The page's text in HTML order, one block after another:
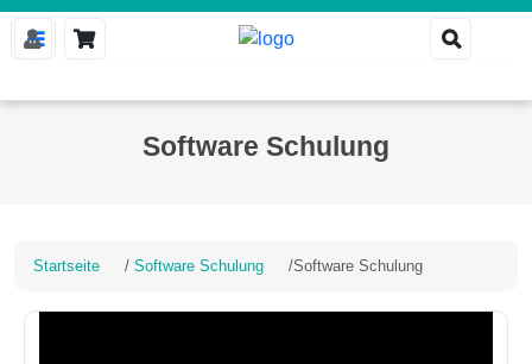
Software Schulung
Startseite Software Schulung Software Schulung